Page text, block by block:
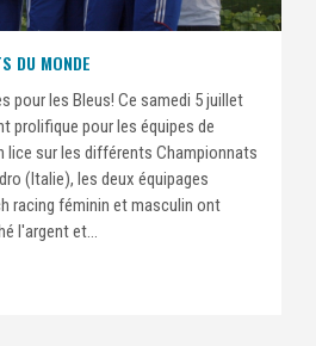
DU MONDE
pour les Bleus! Ce samedi 5 juillet
prolifique pour les équipes de
lice sur les différents Championnats
(Italie), les deux équipages
racing féminin et masculin ont
l'argent et...